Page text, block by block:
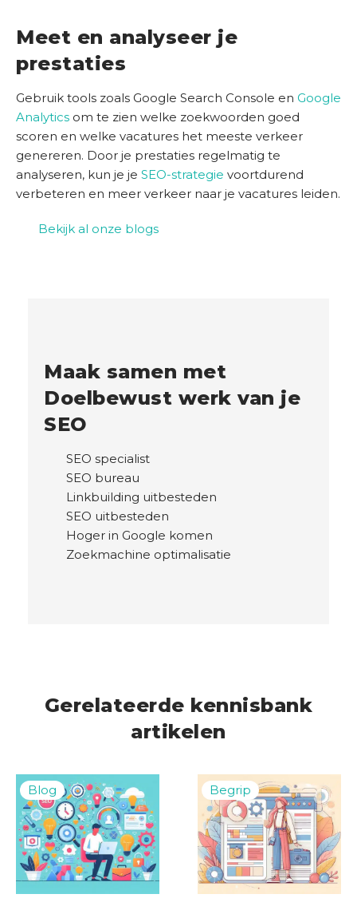
Meet en analyseer je
prestaties
Gebruik tools zoals Google Search Console en Google
Analytics om te zien welke zoekwoorden goed
scoren en welke vacatures het meeste verkeer
genereren. Door je prestaties regelmatig te
analyseren, kun je je SEO-strategie voortdurend
verbeteren en meer verkeer naar je vacatures leiden.
Gerelateerde kennisbank
artikelen
Maak samen met
Doelbewust werk van je
SEO
SEO specialist
SEO bureau
Linkbuilding uitbesteden
SEO uitbesteden
Hoger in Google komen
Zoekmachine optimalisatie
Bekijk al onze blogs